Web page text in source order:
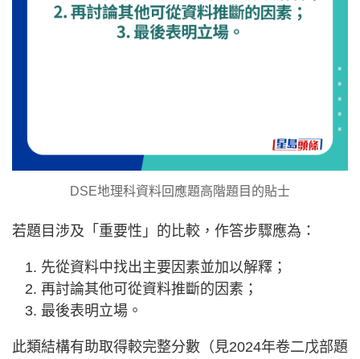
DSE地理科資料回應題高階題目的貼士
若題目涉及「重要性」的比較，作答步驟應為：
先從資料中找出主要因素並加以解釋；
再討論其他可從資料推斷的因素；
最後表明立場。
此類結構有助取得較完整分數（見2024年卷二戊部題